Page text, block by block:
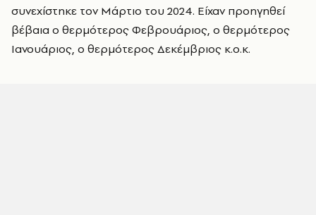
συνεχίστηκε τον Μάρτιο του 2024. Είχαν προηγηθεί
βέβαια ο θερμότερος Φεβρουάριος, ο θερμότερος
Ιανουάριος, ο θερμότερος Δεκέμβριος κ.ο.κ.